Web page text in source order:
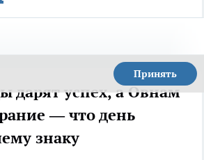
Принять
дарят успех, а Овнам
— что день
знаку